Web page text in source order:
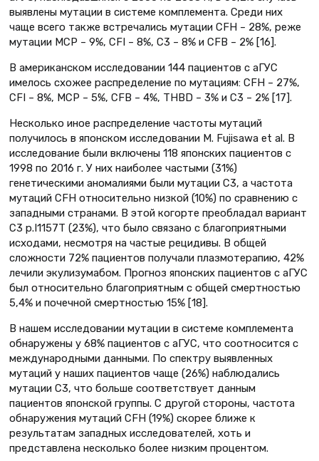
выявлены мутации в системе комплемента. Среди них
чаще всего также встречались мутации CFH – 28%, реже
мутации MCP – 9%, CFI – 8%, С3 – 8% и CFB – 2% [16].
В американском исследовании 144 пациентов с аГУС
имелось схожее распределение по мутациям: CFH – 27%,
CFI – 8%, MCP – 5%, CFB – 4%, THBD – 3% и C3 – 2% [17].
Несколько иное распределение частоты мутаций
получилось в японском исследовании M. Fujisawa et al. В
исследование были включены 118 японских пациентов с
1998 по 2016 г. У них наиболее частыми (31%)
генетическими аномалиями были мутации C3, а частота
мутаций CFH относительно низкой (10%) по сравнению с
западными странами. В этой когорте преобладал вариант
С3 p.I1157T (23%), что было связано с благоприятными
исходами, несмотря на частые рецидивы. В общей
сложности 72% пациентов получали плазмотерапию, 42%
лечили экулизумабом. Прогноз японских пациентов с аГУС
был относительно благоприятным с общей смертностью
5,4% и почечной смертностью 15% [18].
В нашем исследовании мутации в системе комплемента
обнаружены у 68% пациентов с аГУС, что соотносится с
международными данными. По спектру выявленных
мутаций у наших пациентов чаще (26%) наблюдались
мутации С3, что больше соответствует данным
пациентов японской группы. С другой стороны, частота
обнаружения мутаций CFH (19%) скорее ближе к
результатам западных исследователей, хоть и
представлена несколько более низким процентом.